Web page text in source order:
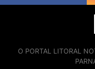
O PORTAL LITORAL